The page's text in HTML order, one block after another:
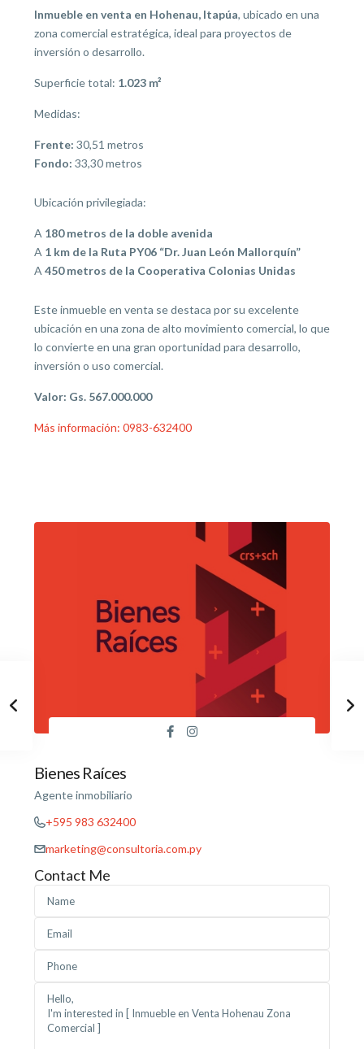
Inmueble en venta en Hohenau, Itapúa, ubicado en una
zona comercial estratégica, ideal para proyectos de
inversión o desarrollo.
Superficie total: 1.023 m²
Medidas:
Frente: 30,51 metros
Fondo: 33,30 metros
Ubicación privilegiada:
A 180 metros de la doble avenida
A 1 km de la Ruta PY06 “Dr. Juan León Mallorquín”
A 450 metros de la Cooperativa Colonias Unidas
Este inmueble en venta se destaca por su excelente
ubicación en una zona de alto movimiento comercial, lo que
lo convierte en una gran oportunidad para desarrollo,
inversión o uso comercial.
Valor: Gs. 567.000.000
Más información: 0983-632400
Bienes Raíces
Agente inmobiliario
+595 983 632400
marketing@consultoria.com.py
Contact Me